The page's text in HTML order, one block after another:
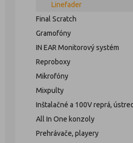
Linefader
Final Scratch
Gramofóny
IN EAR Monitorový systém
Reproboxy
Mikrofóny
Mixpulty
Inštalačné a 100V reprá,
All In One konzoly
Prehrávače, playery